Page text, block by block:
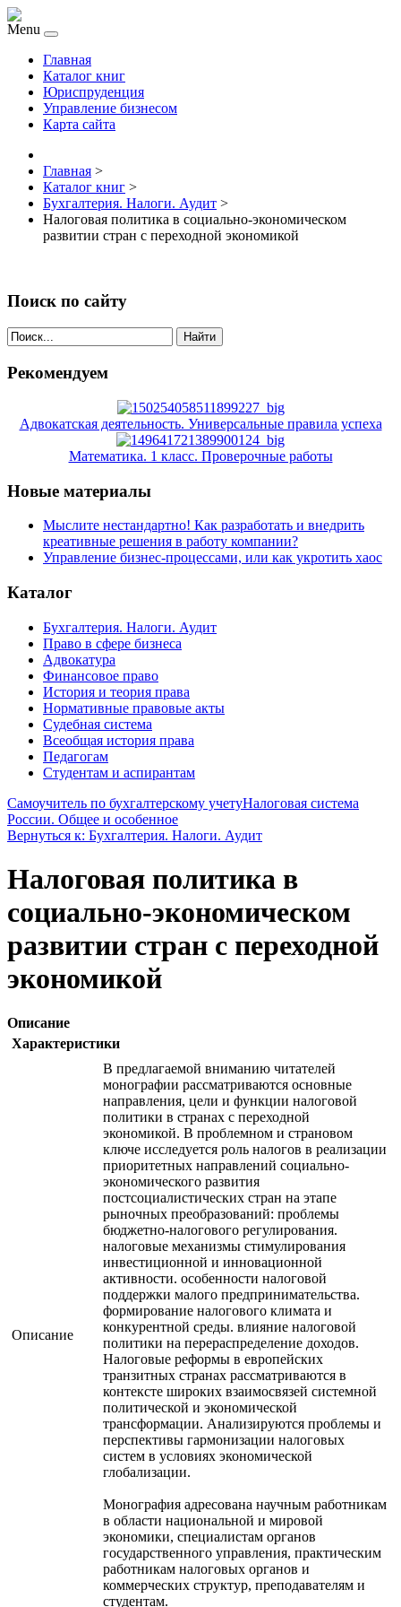
Menu
Главная
Каталог книг
Юриспруденция
Управление бизнесом
Карта сайта
Главная >
Каталог книг >
Бухгалтерия. Налоги. Аудит >
Налоговая политика в социально-экономическом
развитии стран с переходной экономикой
Поиск по сайту
Найти
Рекомендуем
Адвокатская деятельность. Универсальные правила успеха
Математика. 1 класс. Проверочные работы
Новые материалы
Мыслите нестандартно! Как разработать и внедрить
креативные решения в работу компании?
Управление бизнес-процессами, или как укротить хаос
Каталог
Бухгалтерия. Налоги. Аудит
Право в сфере бизнеса
Адвокатура
Финансовое право
История и теория права
Нормативные правовые акты
Судебная система
Всеобщая история права
Педагогам
Студентам и аспирантам
Самоучитель по бухгалтерскому учетуНалоговая система
России. Общее и особенное
Вернуться к: Бухгалтерия. Налоги. Аудит
Налоговая политика в
социально-экономическом
развитии стран с переходной
экономикой
Описание
Характеристики
Описание
В предлагаемой вниманию читателей
монографии рассматриваются основные
направления, цели и функции налоговой
политики в странах с переходной
экономикой. В проблемном и страновом
ключе исследуется роль налогов в реализации
приоритетных направлений социально-
экономического развития
постсоциалистических стран на этапе
рыночных преобразований: проблемы
бюджетно-налогового регулирования.
налоговые механизмы стимулирования
инвестиционной и инновационной
активности. особенности налоговой
поддержки малого предпринимательства.
формирование налогового климата и
конкурентной среды. влияние налоговой
политики на перераспределение доходов.
Налоговые реформы в европейских
транзитных странах рассматриваются в
контексте широких взаимосвязей системной
политической и экономической
трансформации. Анализируются проблемы и
перспективы гармонизации налоговых
систем в условиях экономической
глобализации.
Монография адресована научным работникам
в области национальной и мировой
экономики, специалистам органов
государственного управления, практическим
работникам налоговых органов и
коммерческих структур, преподавателям и
студентам.